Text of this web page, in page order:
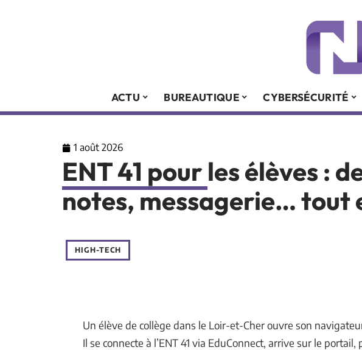
ACTU BUREAUTIQUE CYBERSÉCURITÉ
1 août 2026
ENT 41 pour les élèves :
notes, messagerie… tout
HIGH-TECH
Un élève de collège dans le Loir-et-Cher ouvre son
Il se connecte à l’ENT 41 via EduConnect, arrive sur le